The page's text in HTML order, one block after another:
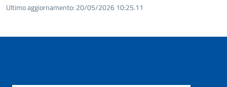
Ultimo aggiornamento: 20/05/2026 10:25.11